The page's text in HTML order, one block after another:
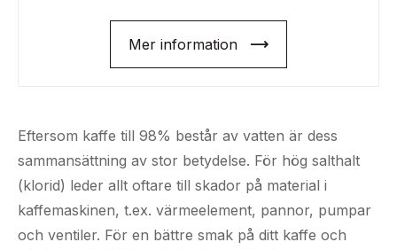
Mer information
Eftersom kaffe till 98% består av vatten är dess
sammansättning av stor betydelse. För hög salthalt
(klorid) leder allt oftare till skador på material i
kaffemaskinen, t.ex. värmeelement, pannor, pumpar
och ventiler. För en bättre smak på ditt kaffe och